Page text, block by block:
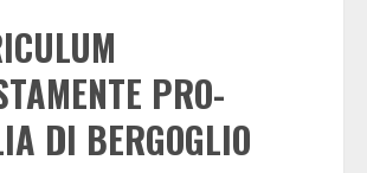
PRO-
DI BERGOGLIO